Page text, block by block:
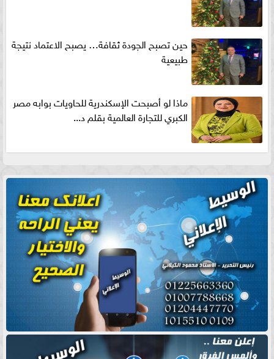
حين تصبح الجودة ثقافة… يصبح الاعتماد نتيجة
طبيعية
ماذا لو أصبحت الإسكندرية للحاويات بوابه مصر
الكبري للتجارة العالمية بقلم د...